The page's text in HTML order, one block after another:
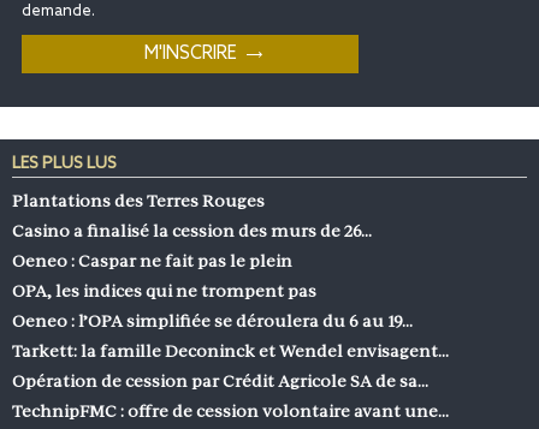
demande.
LES PLUS LUS
Plantations des Terres Rouges
Casino a finalisé la cession des murs de 26…
Oeneo : Caspar ne fait pas le plein
OPA, les indices qui ne trompent pas
Oeneo : l’OPA simplifiée se déroulera du 6 au 19…
Tarkett: la famille Deconinck et Wendel envisagent…
Opération de cession par Crédit Agricole SA de sa…
TechnipFMC : offre de cession volontaire avant une…